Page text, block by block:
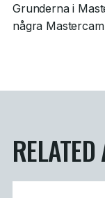
Grunderna i
några